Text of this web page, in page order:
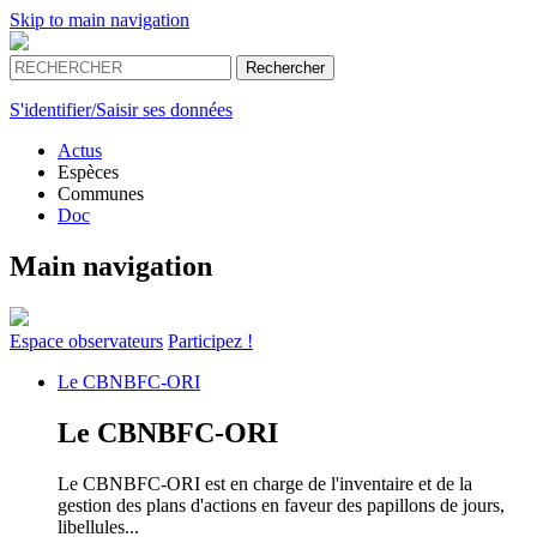
Skip to main navigation
S'identifier/Saisir ses données
Actus
Espèces
Communes
Doc
Main navigation
Espace observateurs Participez !
Le CBNBFC-ORI
Le CBNBFC-ORI
Le CBNBFC-ORI est en charge de l'inventaire et de la
gestion des plans d'actions en faveur des papillons de jours,
libellules...